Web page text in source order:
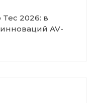
2026: в
AV-